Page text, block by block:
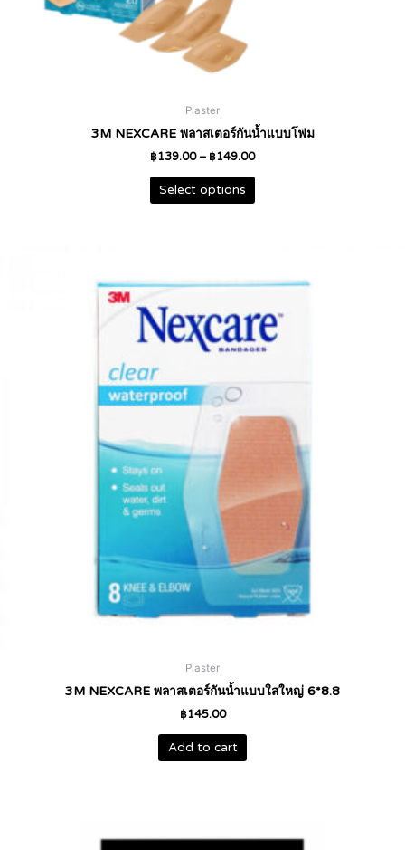
Plaster
3M NEXCARE พลาสเตอร์กันน้ำแบบโฟม
฿139.00 – ฿149.00
Select options
Plaster
3M NEXCARE พลาสเตอร์กันน้ำแบบใสใหญ่ 6*8.8
฿145.00
Add to cart